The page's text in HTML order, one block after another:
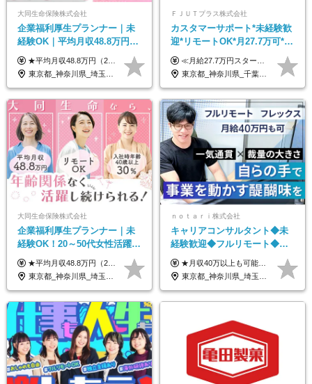
大同生命保険株式会社
企業福利厚生プランナー｜未
経験OK｜平均月収48.8万円｜
リモートOK｜残業ほぼなし｜
転勤なし｜女性活躍中
★平均月収48.8万円（2025年度実績） ★安心の固定給＋賞与年2回＋インセンティブ！手当も充実 月給21万円～23万円＋諸手当＋インセンティブ＋賞与年2回 ※給与は年間平均の税込定例給与です。賞与は含みません。 ※約3週間の研修期間中は日当8000円を支給いたします。 ※試用期間6ヵ月あり（期間中の条件変更なし） ◆東京・神奈川・千葉・埼玉・愛知（一部）・京都・大阪・兵庫（一部）：月給23万円以上 ◆静岡（一部）・三重・岐阜：月給22万円以上 ◆上記以外の地域：月給21万円以上
東京都_神奈川県_埼玉県_千葉県_大阪府_愛知県_北海道_青森県_岩手県_宮城県_秋田県_山形県_福島県_茨城県_栃木県_群馬県_新潟県_山梨県_長野県_富山県_石川県_福井県_静岡県_岐阜県_三重県_兵庫県_京都府_滋賀県_奈良県_和歌山県_広島県_岡山県_鳥取県_島根県_山口県_徳島県_香川県_愛媛県_高知県_福岡県_熊本県_佐賀県_長崎県_大分県_宮崎県_鹿児島県_沖縄県
ＦＪＵＴプラス株式会社
カスタマーサポート*未経験歓
迎*リモートOK*月27.7万可*賞
与年2回*転勤なし*連休
OK/ZE010232
≪月給27.7万円スタートも可／賞与年2回≫ ■月給21万円～27.7万円＋各種手当＋賞与年2回 ※給与は勤務地に応じて変更します ※年齢や経験・スキルなどを考慮して決定します ※時間外手当は全額支給 ※上記は初年度の月給となります ※試用期間3ヶ月（その他待遇に差異はありません） 【固定残業代について】 なし（残業代は、実際の労働時間に応じて別途全額支給）
東京都_神奈川県_千葉県_大阪府_愛知県_北海道_長野県_石川県_広島県_福岡県
大同生命保険株式会社
企業福利厚生プランナー｜未
経験OK！20～50代女性活躍｜
リモートOK｜平均月収48.8万
｜子育て＆介護支援◎
★平均月収48.8万円（2025年度実績） ★安心の固定給＋賞与年2回＋インセンティブ！手当も充実 月給21万円～23万円＋諸手当＋インセンティブ＋賞与年2回 ※給与は年間平均の税込定例給与です。賞与は含みません。 ※約3週間の研修期間中は日当8000円を支給いたします。 ※試用期間6ヵ月あり（期間中の条件変更なし） ◆東京・神奈川・千葉・埼玉・愛知（一部）・京都・大阪・兵庫（一部）：月給23万円以上 ◆静岡（一部）・三重・岐阜：月給22万円以上 ◆上記以外の地域：月給21万円以上
東京都_神奈川県_埼玉県_千葉県_大阪府_愛知県_北海道_青森県_岩手県_宮城県_秋田県_山形県_福島県_茨城県_栃木県_群馬県_新潟県_山梨県_長野県_富山県_石川県_福井県_静岡県_岐阜県_三重県_兵庫県_京都府_滋賀県_奈良県_和歌山県_広島県_岡山県_鳥取県_島根県_山口県_徳島県_香川県_愛媛県_高知県_福岡県_熊本県_佐賀県_長崎県_大分県_宮崎県_鹿児島県_沖縄県
ｎｏｔａｒｉ株式会社
キャリアコンサルタント◆未
経験歓迎◆フルリモート◆フ
レックス制◆10時出勤・16時
退勤も可◆残業月10時間以内
★月収40万以上も可能！ ★能力・スキル・経験を考慮した年収額を設定します ■月給20万円～40万円＋決算賞与 ※経験・スキルを考慮のうえ決定します ※給与にはみなし残業代40時間分を含む。そのほか詳細に関しては別途面接時にご説明します ※試用期間3ヵ月あり。期間中の雇用形態・条件などに差異はありません
東京都_神奈川県_埼玉県_千葉県_大阪府_愛知県_北海道_青森県_岩手県_宮城県_秋田県_山形県_福島県_茨城県_栃木県_群馬県_新潟県_山梨県_長野県_富山県_石川県_福井県_静岡県_岐阜県_三重県_兵庫県_京都府_滋賀県_奈良県_和歌山県_広島県_岡山県_鳥取県_島根県_山口県_徳島県_香川県_愛媛県_高知県_福岡県_熊本県_佐賀県_長崎県_大分県_宮崎県_鹿児島県_沖縄県